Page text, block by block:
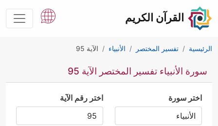
القرآن الكريم
الرئيسية تفسير المختصر الأنبياء الآية 95
سورة الأنبياء تفسير المختصر الآية 95
اختر سورة اختر رقم الآية